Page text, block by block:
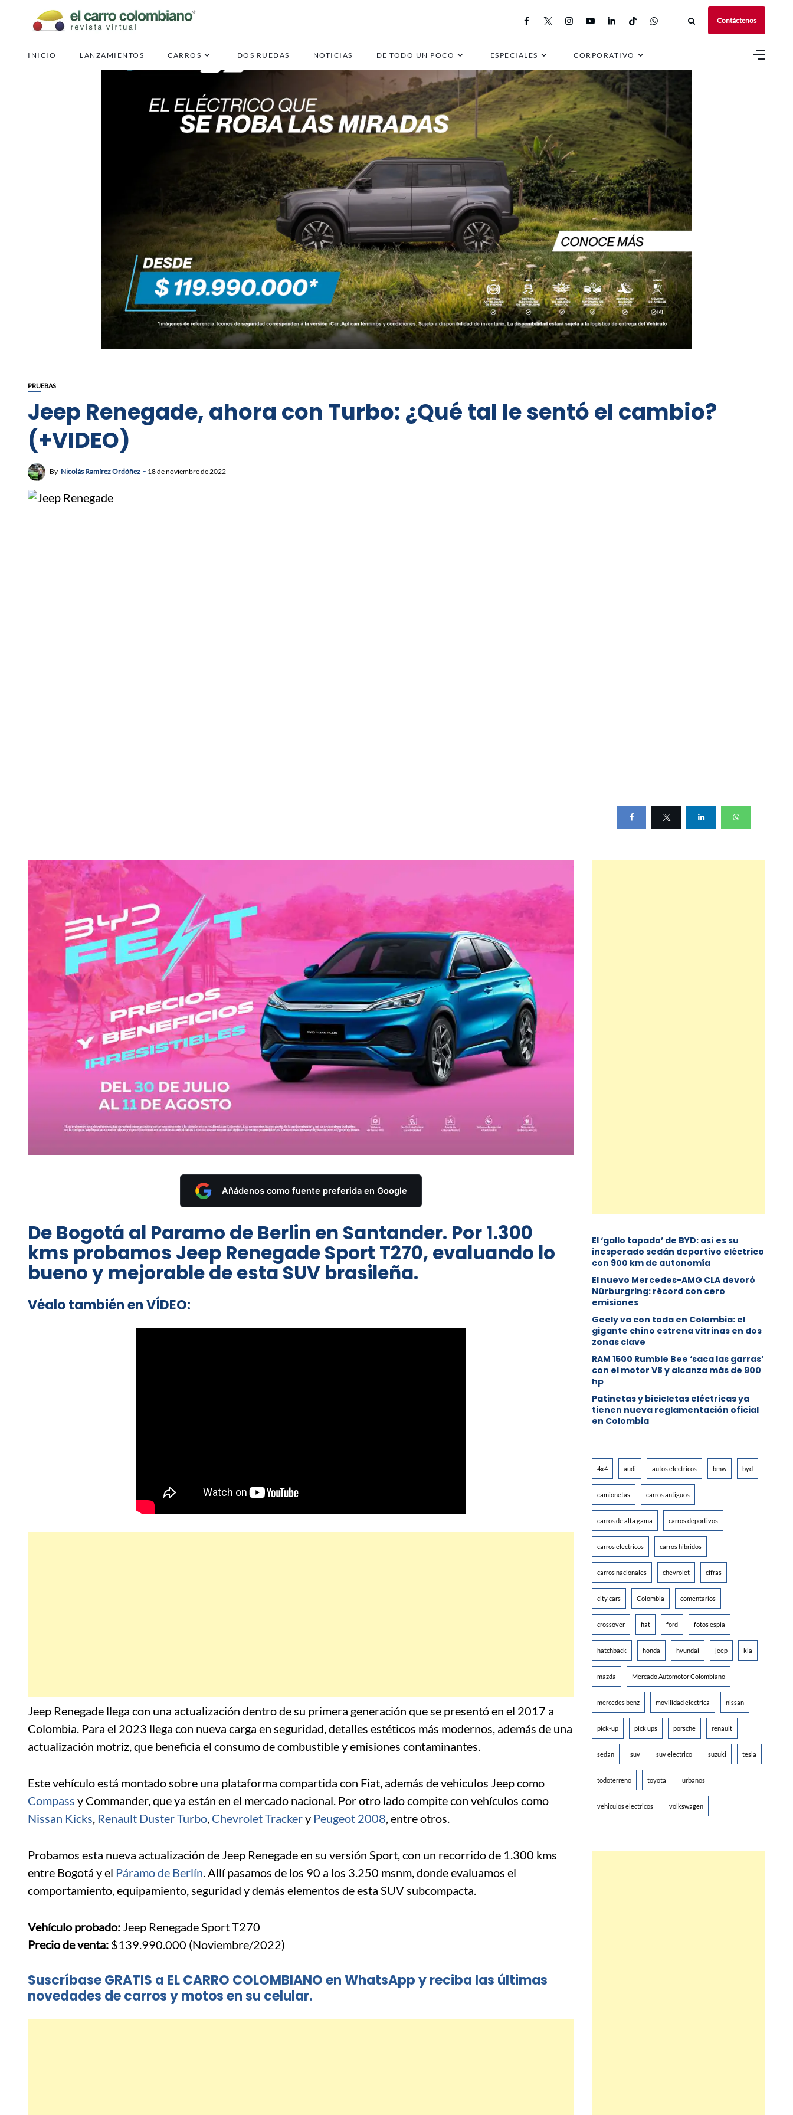
Contáctenos
INICIO LANZAMIENTOS CARROS DOS RUEDAS NOTICIAS DE TODO UN POCO ESPECIALES CORPORATIVO
PRUEBAS
Jeep Renegade, ahora con Turbo: ¿Qué tal le sentó el cambio?
(+VIDEO)
By Nicolás Ramírez Ordóñez 18 de noviembre de 2022
Añádenos como fuente preferida en Google
De Bogotá al Paramo de Berlin en Santander. Por 1.300
kms probamos Jeep Renegade Sport T270, evaluando lo
bueno y mejorable de esta SUV brasileña.
Véalo también en VÍDEO:
Jeep Renegade llega con una actualización dentro de su primera generación que se presentó en el 2017 a
Colombia. Para el 2023 llega con nueva carga en seguridad, detalles estéticos más modernos, además de una
actualización motriz, que beneficia el consumo de combustible y emisiones contaminantes.
Este vehículo está montado sobre una plataforma compartida con Fiat, además de vehiculos Jeep como
Compass y Commander, que ya están en el mercado nacional. Por otro lado compite con vehículos como
Nissan Kicks, Renault Duster Turbo, Chevrolet Trackery Peugeot 2008, entre otros.
Probamos esta nueva actualización de Jeep Renegade en su versión Sport, con un recorrido de 1.300 kms
entre Bogotá y el Páramo de Berlín. Allí pasamos de los 90 a los 3.250 msnm, donde evaluamos el
comportamiento, equipamiento, seguridad y demás elementos de esta SUV subcompacta.
Vehículo probado: Jeep Renegade Sport T270
Precio de venta: $139.990.000 (Noviembre/2022)
Suscríbase GRATIS a EL CARRO COLOMBIANO en WhatsApp y reciba las últimas
novedades de carros y motos en su celular.
El ‘gallo tapado’ de BYD: así es su
inesperado sedán deportivo eléctrico
con 900 km de autonomía
El nuevo Mercedes-AMG CLA devoró
Nürburgring: récord con cero
emisiones
Geely va con toda en Colombia: el
gigante chino estrena vitrinas en dos
zonas clave
RAM 1500 Rumble Bee ‘saca las garras’
con el motor V8 y alcanza más de 900
hp
Patinetas y bicicletas eléctricas ya
tienen nueva reglamentación oficial
en Colombia
4x4 audi autos electricos bmw byd
camionetas carros antiguos
carros de alta gama carros deportivos
carros electricos carros hibridos
carros nacionales chevrolet cifras
city cars Colombia comentarios
crossover fiat ford fotos espia
hatchback honda hyundai jeep kia
mazda Mercado Automotor Colombiano
mercedes benz movilidad electrica nissan
pick-up pick ups porsche renault
sedan suv suv electrico suzuki tesla
todoterreno toyota urbanos
vehiculos electricos volkswagen